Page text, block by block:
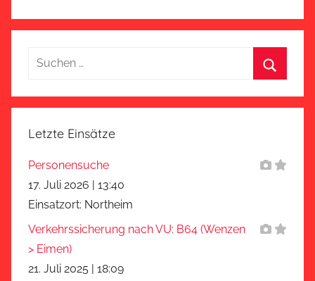
Suchen
Letzte Einsätze
Personensuche
17. Juli 2026
13:40
Einsatzort: Northeim
Verkehrssicherung nach VU: B64 (Wenzen
> Eimen)
21. Juli 2025 | 18:09